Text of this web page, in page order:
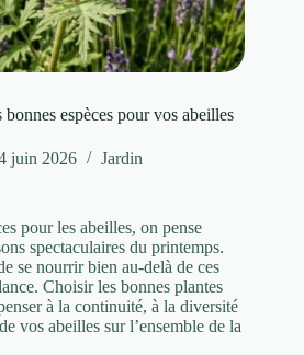
espèces pour vos abeilles
juin 2026 Jardin
pour les abeilles, on pense
spectaculaires du printemps.
se nourrir bien au-delà de ces
Choisir les bonnes plantes
à la continuité, à la diversité
vos abeilles sur l’ensemble de la